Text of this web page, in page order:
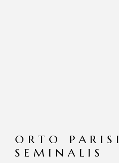
ORTO PARISI
SEMINALIS